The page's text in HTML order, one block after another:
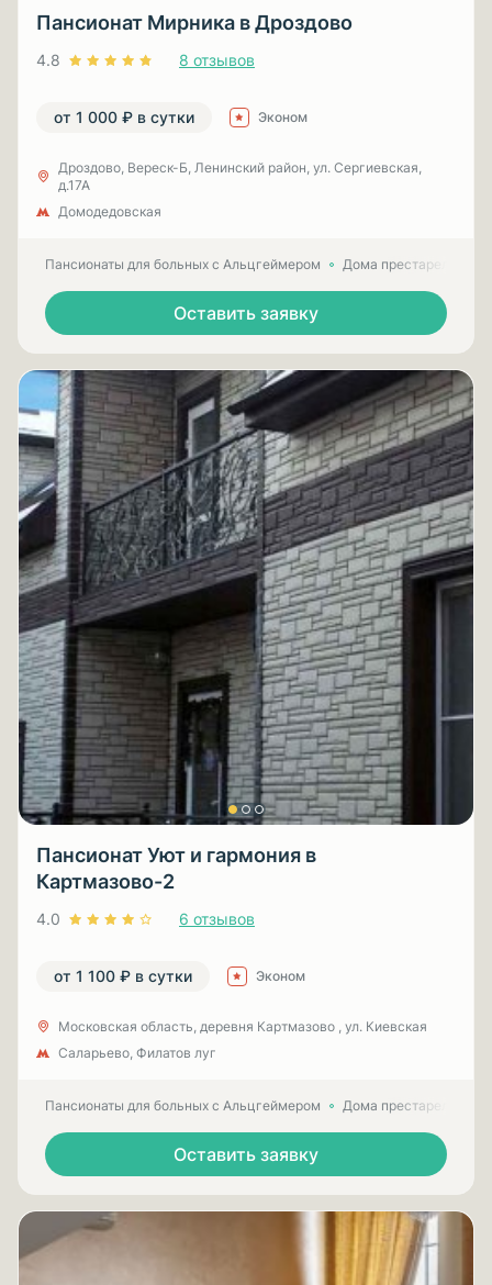
Пансионат Мирника в Дроздово
4.8 8 отзывов
от 1 000 ₽ в сутки Эконом
Дроздово, Вереск-Б, Ленинский район, ул. Сергиевская,
д.17А
Домодедовская
Пансионаты для больных с Альцгеймером Дома престарелых
Оставить заявку
Пансионат Уют и гармония в
Картмазово-2
4.0 6 отзывов
от 1 100 ₽ в сутки Эконом
Московская область, деревня Картмазово , ул. Киевская
Саларьево, Филатов луг
Пансионаты для больных с Альцгеймером Дома престарелых
Оставить заявку